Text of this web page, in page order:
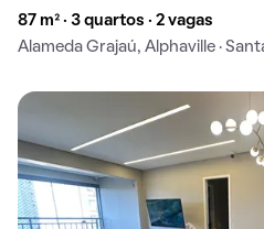
87 m² · 3 quartos · 2 vagas
Alameda Grajaú, Alphaville ·